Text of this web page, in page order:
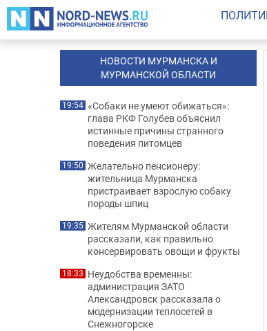
НОВОСТИ МУРМАНСКА И
МУРМАНСКОЙ ОБЛАСТИ
19:54 «Собаки не умеют обижаться»:
глава РКФ Голубев объяснил
истинные причины странного
поведения питомцев
19:50 Желательно пенсионеру:
жительница Мурманска
пристраивает взрослую собаку
породы шпиц
19:35 Жителям Мурманской области
рассказали, как правильно
консервировать овощи и фрукты
18:33 Неудобства временны:
администрация ЗАТО
Александровск рассказала о
модернизации теплосетей в
Снежногорске